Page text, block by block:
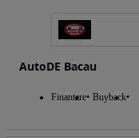
AutoDE Bacau
Finantare Buyback